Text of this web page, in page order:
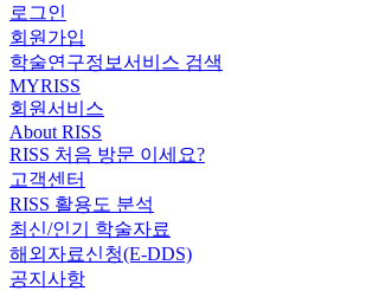
로그인
회원가입
학술연구정보서비스 검색
MYRISS
회원서비스
About RISS
RISS 처음 방문 이세요?
고객센터
RISS 활용도 분석
최신/인기 학술자료
해외자료신청(E-DDS)
공지사항